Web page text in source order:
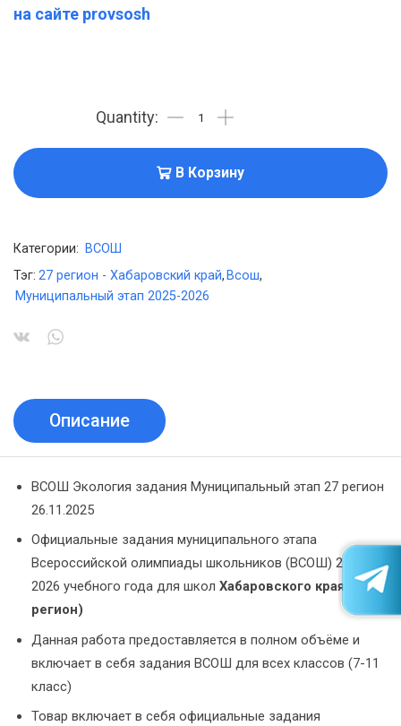
на сайте provsosh
В Корзину
Категории: ВСОШ
Тэг: 27 регион - Хабаровский край, Всош,
Муниципальный этап 2025-2026
Описание
ВСОШ Экология задания Муниципальный этап 27 регион
26.11.2025
Официальные задания муниципального этапа
Всероссийской олимпиады школьников (ВСОШ) 2025-
2026 учебного года для школ Хабаровского края (27
регион)
Данная работа предоставляется в полном объёме и
включает в себя задания ВСОШ для всех классов (7-11
класс)
Товар включает в себя официальные задания